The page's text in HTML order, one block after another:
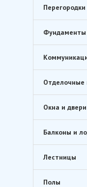
Перегородки
Фундаменты
Отделочные
Окна и двери
Балконы и
Лестницы
Полы